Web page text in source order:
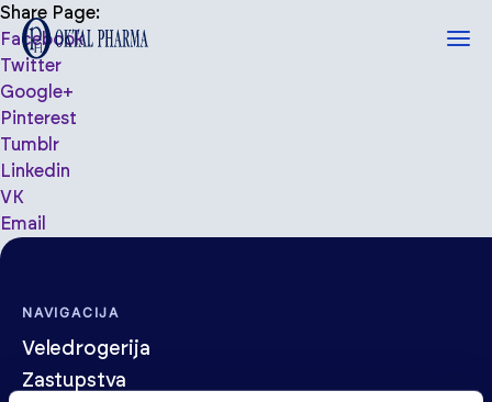
Share Page:
Facebook
Twitter
Google+
Pinterest
Tumblr
Linkedin
VK
Email
NAVIGACIJA
Veledrogerija
Zastupstva